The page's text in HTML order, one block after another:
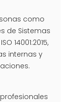
como
de Sistemas
14001:2015,
internas y